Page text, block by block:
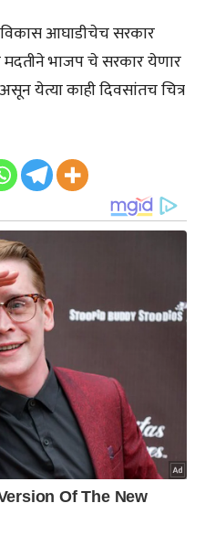
आघाडीचेच सरकार
मदतीने भाजप चे सरकार येणार
येत्या काही दिवसांतच चित्र